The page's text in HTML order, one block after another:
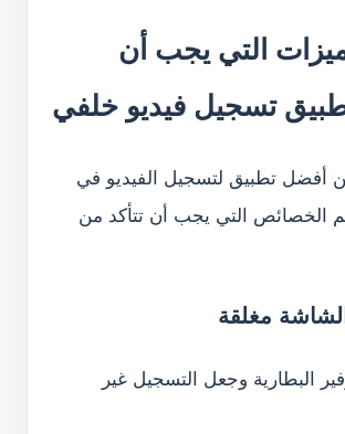
التي يجب أن
تسجيل فيديو خلفي
أفضل تطبيق لتسجيل الفيديو في
الخصائص التي يجب أن تتأكد من
مغلقة
البطارية وجعل التسجيل غير